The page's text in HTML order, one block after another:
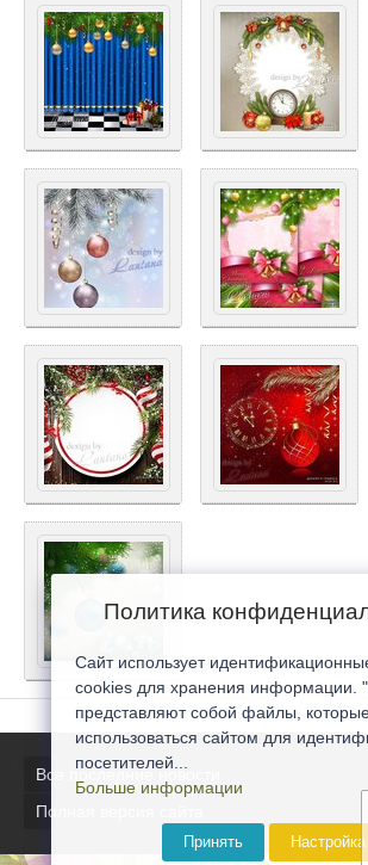
Все последние новости
Полная версия сайта
Политика
Сайт использует
cookies для хранения информации.
представляют собой файлы,
использоваться сайтом для
посетителей...
Больше информации
Принять Настройка